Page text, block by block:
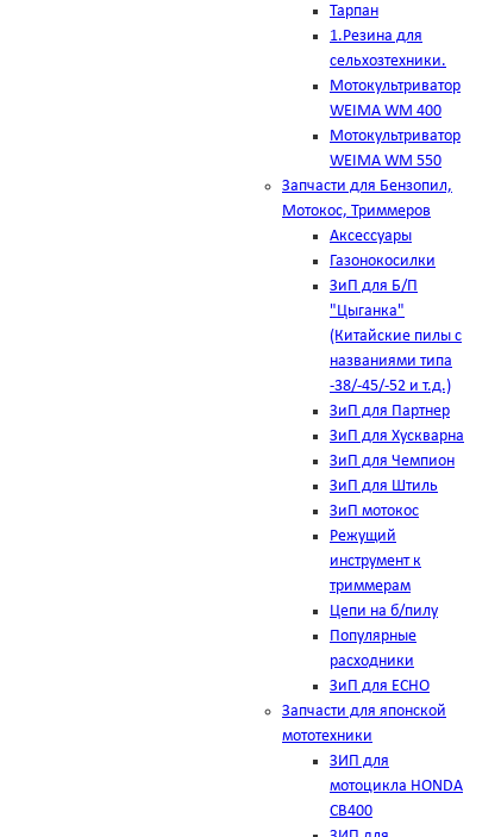
Тарпан
1.Резина для
сельхозтехники.
Мотокультриватор
WEIMA WM 400
Мотокультриватор
WEIMA WM 550
Запчасти для Бензопил,
Мотокос, Триммеров
Аксессуары
Газонокосилки
ЗиП для Б/П
"Цыганка"
(Китайские пилы с
названиями типа
-38/-45/-52 и т.д.)
ЗиП для Партнер
ЗиП для Хускварна
ЗиП для Чемпион
ЗиП для Штиль
ЗиП мотокос
Режущий
инструмент к
триммерам
Цепи на б/пилу
Популярные
расходники
ЗиП для ЕСНО
Запчасти для японской
мототехники
ЗИП для
мотоцикла HONDA
CB400